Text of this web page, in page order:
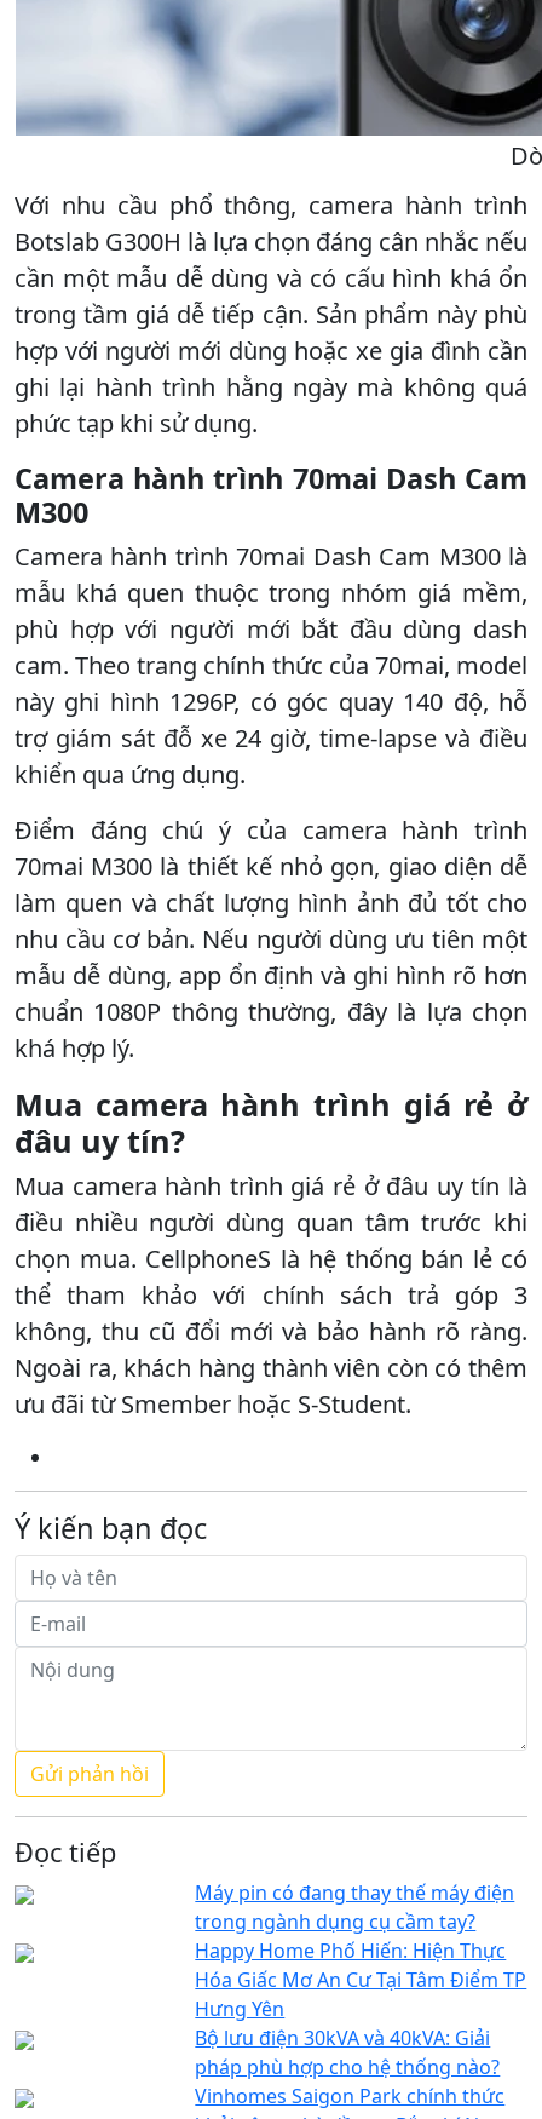
Với nhu cầu phổ thông, camera hành trình
Botslab G300H là lựa chọn đáng cân nhắc nếu
cần một mẫu dễ dùng và có cấu hình khá ổn
trong tầm giá dễ tiếp cận. Sản phẩm này phù
hợp với người mới dùng hoặc xe gia đình cần
ghi lại hành trình hằng ngày mà không quá
phức tạp khi sử dụng.
Camera hành trình 70mai Dash Cam
M300
Camera hành trình 70mai Dash Cam M300 là
mẫu khá quen thuộc trong nhóm giá mềm,
phù hợp với người mới bắt đầu dùng dash
cam. Theo trang chính thức của 70mai, model
này ghi hình 1296P, có góc quay 140 độ, hỗ
trợ giám sát đỗ xe 24 giờ, time-lapse và điều
khiển qua ứng dụng.
Điểm đáng chú ý của camera hành trình
70mai M300 là thiết kế nhỏ gọn, giao diện dễ
làm quen và chất lượng hình ảnh đủ tốt cho
nhu cầu cơ bản. Nếu người dùng ưu tiên một
mẫu dễ dùng, app ổn định và ghi hình rõ hơn
chuẩn 1080P thông thường, đây là lựa chọn
khá hợp lý.
Mua camera hành trình giá rẻ ở
đâu uy tín?
Mua camera hành trình giá rẻ ở đâu uy tín là
điều nhiều người dùng quan tâm trước khi
chọn mua. CellphoneS là hệ thống bán lẻ có
thể tham khảo với chính sách trả góp 3
không, thu cũ đổi mới và bảo hành rõ ràng.
Ngoài ra, khách hàng thành viên còn có thêm
ưu đãi từ Smember hoặc S-Student.
Ý kiến bạn đọc
Đọc tiếp
Máy pin có đang thay thế máy điện
trong ngành dụng cụ cầm tay?
Happy Home Phố Hiến: Hiện Thực
Hóa Giấc Mơ An Cư Tại Tâm Điểm TP
Hưng Yên
Bộ lưu điện 30kVA và 40kVA: Giải
pháp phù hợp cho hệ thống nào?
Vinhomes Saigon Park chính thức